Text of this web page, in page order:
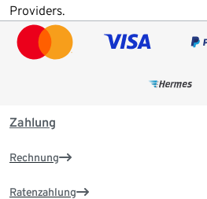
Providers.
Zahlung
Rechnung
Ratenzahlung